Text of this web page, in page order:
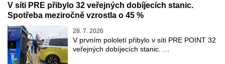
V síti PRE přibylo 32 veřejných dobíjecích stanic.
Spotřeba meziročně vzrostla o 45 %
28. 7. 2026
V prvním pololetí přibylo v síti PRE POINT 32
veřejných dobíjecích stanic. …